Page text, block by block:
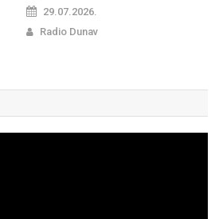
29.07.2026.
Radio Dunav